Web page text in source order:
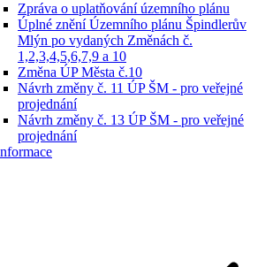
Zpráva o uplatňování územního plánu
Úplné znění Územního plánu Špindlerův
Mlýn po vydaných Změnách č.
1,2,3,4,5,6,7,9 a 10
Změna ÚP Města č.10
Návrh změny č. 11 ÚP ŠM - pro veřejné
projednání
Návrh změny č. 13 ÚP ŠM - pro veřejné
projednání